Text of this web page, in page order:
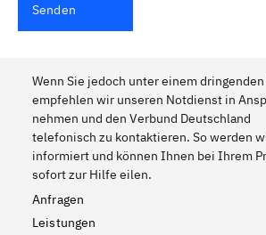
Senden
Wenn Sie jedoch unter einem
empfehlen wir unseren Notdienst in
nehmen und den Verbund Deutschland
telefonisch zu kontaktieren. So werden
informiert und können Ihnen bei Ihrem
sofort zur Hilfe eilen.
Anfragen
Leistungen